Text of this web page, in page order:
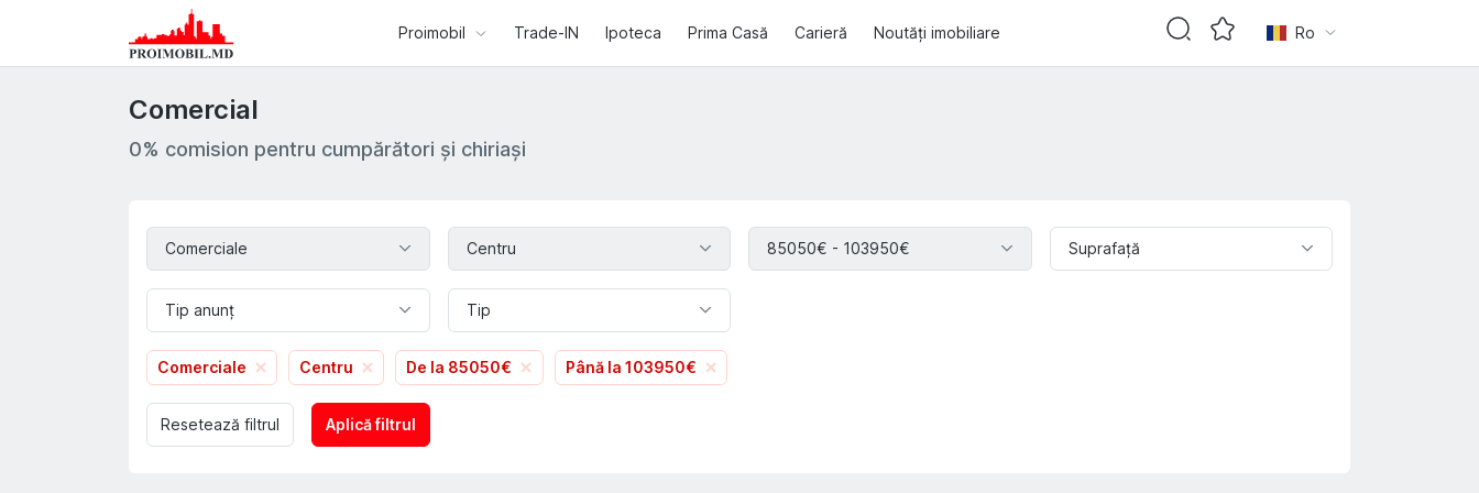
Comerciale Centru 85050€ - 103950€ Suprafaţă
Tip anunț Tip
Comerciale Centru De la 85050€ Până la 103950€
Aplică filtrul
Resetează filtrul
Comercial
0% comision pentru cumpărători și chiriași
Proimobil Trade-IN Ipoteca Prima Casă Carieră Noutăți imobiliare Ro